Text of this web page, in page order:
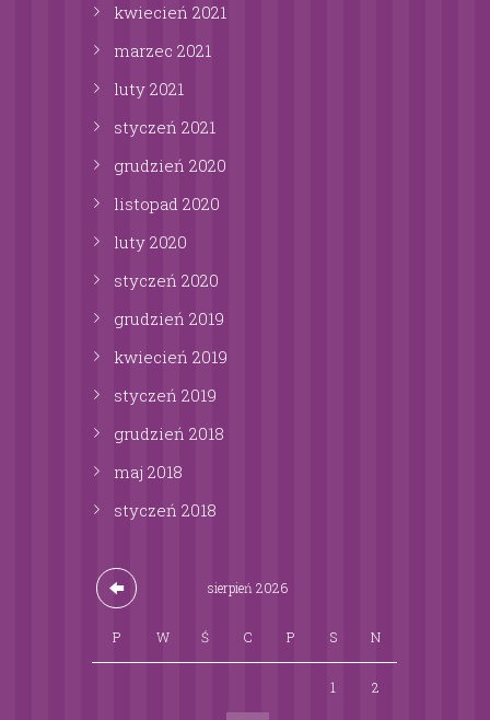
kwiecień 2021
marzec 2021
luty 2021
styczeń 2021
grudzień 2020
listopad 2020
luty 2020
styczeń 2020
grudzień 2019
kwiecień 2019
styczeń 2019
grudzień 2018
maj 2018
styczeń 2018
sierpień 2026
P W Ś C P S N
1 2